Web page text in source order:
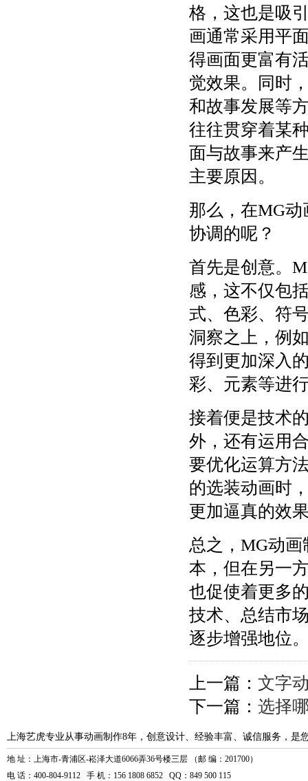
格，这也是吸
画通常采用平
得画面更富有
觉效果。同时
和故事发展等
往往贯穿着某
面与故事来产
主要原因。
那么，在MG
协调的呢？
首先是创意。
感，这不仅包
式、色彩、符
洞察之上，例
得到更加深入
彩、元素等进
接着便是技术
外，还有运用
要优化运算方
的选装动画时
更加逼真的效
总之，MG动
本，但在另一
也促使着更多
技术、总结市
逐步增强地位
上一篇： 文字
下一篇： 选择
上海艺虎专业从事动画制作8年，创意设计、经验丰富、诚信服务，是
地 址：上海市-青浦区-崧泽大道6066弄36号楼三层 （邮 编：201700）
电 话：400-804-9112 手 机：156 1808 6852 QQ：849 500 115